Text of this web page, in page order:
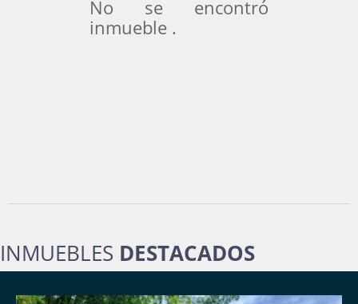
No se encontró
inmueble .
INMUEBLES DESTACADOS